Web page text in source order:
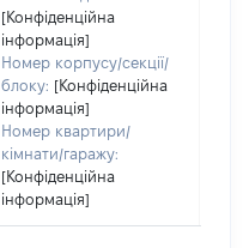
[Конфіденційна
інформація]
Номер корпусу/секції/
блоку: [Конфіденційна
інформація]
Номер квартири/
кімнати/гаражу:
[Конфіденційна
інформація]